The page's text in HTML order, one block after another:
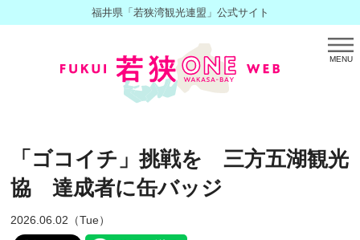
福井県「若狭湾観光連盟」公式サイト
MENU
「ゴコイチ」挑戦を 三方五湖観光
協 達成者に缶バッジ
2026.06.02（Tue）